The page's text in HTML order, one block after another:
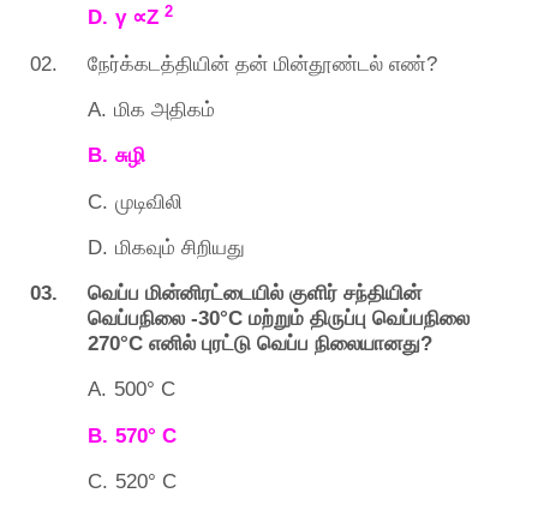
D. γ ∝Z 2
02. நேர்க்கடத்தியின் தன் மின்தூண்டல் எண்?
A. மிக அதிகம்
B. சுழி
C. முடிவிலி
D. மிகவும் சிறியது
03. வெப்ப மின்னிரட்டையில் குளிர் சந்தியின்
வெப்பநிலை -30°C மற்றும் திருப்பு வெப்பநிலை
270°C எனில் புரட்டு வெப்ப நிலையானது?
A. 500° C
B. 570° C
C. 520° C